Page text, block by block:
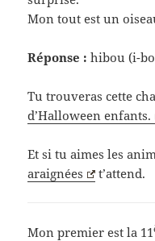
Mon tout est un
Réponse : hibou (i-
Tu trouveras cette
d’Halloween enfants.
Et si tu aimes les
araignées
t’attend.
Mon premier est la 11